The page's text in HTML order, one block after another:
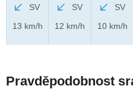
SV
13 km/h
SV
12 km/h
SV
10 km/h
Pravděpodobnost